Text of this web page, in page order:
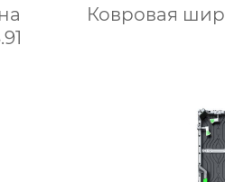
Ковровая